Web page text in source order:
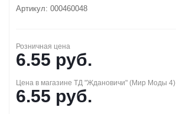
Артикул: 000460048
Розничная цена
6.55 руб.
Цена в магазине ТД "Ждановичи" (Мир Моды 4)
6.55 руб.